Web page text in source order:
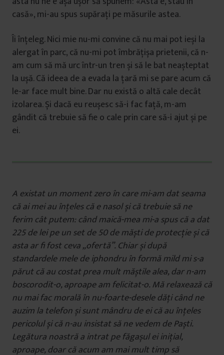
casă», mi-au spus supărați pe măsurile astea.
Îi înțeleg. Nici mie nu-mi convine că nu mai pot ieși la
alergat în parc, că nu-mi pot îmbrățișa prietenii, că n-
am cum să mă urc într-un tren și să le bat neașteptat
la ușă. Că ideea de a evada la țară mi se pare acum că
le-ar face mult bine. Dar nu există o altă cale decât
izolarea. Și dacă eu reușesc să-i fac față, m-am
gândit că trebuie să fie o cale prin care să-i ajut și pe
ei.
A existat un moment zero în care mi-am dat seama
că ai mei au înțeles că e nasol și că trebuie să ne
ferim cât putem: când maică-mea mi-a spus că a dat
225 de lei pe un set de 50 de măști de protecție și că
asta ar fi fost ceva „ofertă”. Chiar și după
standardele mele de iphondru în formă mild mi s-a
părut că au costat prea mult măștile alea, dar n-am
boscorodit-o, aproape am felicitat-o. Mă relaxează că
nu mai fac morală în nu-foarte-desele dăți când ne
auzim la telefon și sunt mândru de ei că au înțeles
pericolul și că n-au insistat să ne vedem de Paști.
Legătura noastră a intrat pe făgașul ei inițial,
aproape, doar că acum am mai mult timp să